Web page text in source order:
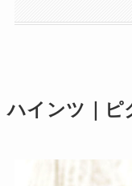
ハインツ｜ピ